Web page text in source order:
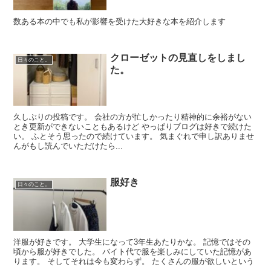
数ある本の中でも私が影響を受けた大好きな本を紹介します
日々のこと。
クローゼットの見直しをしまし
た。
久しぶりの投稿です。 会社の方が忙しかったり精神的に余裕がない
とき更新ができないこともあるけど やっぱりブログは好きで続けた
い。 ふとそう思ったので続けています。 気まぐれで申し訳ありませ
んがもし読んでいただけたら...
日々のこと。 服好き
洋服が好きです。 大学生になって3年生あたりかな。 記憶ではその
頃から服が好きでした。 バイト代で服を楽しみにしていた記憶があ
ります。 そしてそれは今も変わらず。 たくさんの服が欲しいという